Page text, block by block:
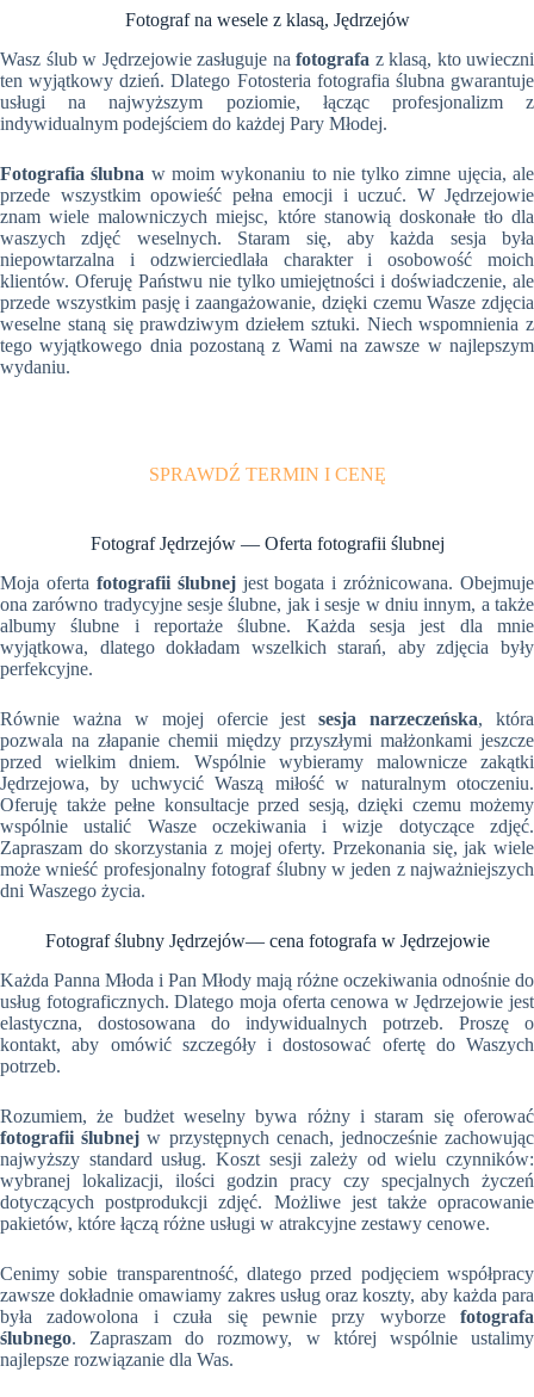
Fotograf na wesele z klasą, Jędrzejów
Wasz ślub w Jędrzejowie zasługuje na fotografa z klasą, kto uwieczni
ten wyjątkowy dzień. Dlatego Fotosteria fotografia ślubna gwarantuje
usługi na najwyższym poziomie, łącząc profesjonalizm z
indywidualnym podejściem do każdej Pary Młodej.
Fotografia ślubna w moim wykonaniu to nie tylko zimne ujęcia, ale
przede wszystkim opowieść pełna emocji i uczuć. W Jędrzejowie
znam wiele malowniczych miejsc, które stanowią doskonałe tło dla
waszych zdjęć weselnych. Staram się, aby każda sesja była
niepowtarzalna i odzwierciedlała charakter i osobowość moich
klientów. Oferuję Państwu nie tylko umiejętności i doświadczenie, ale
przede wszystkim pasję i zaangażowanie, dzięki czemu Wasze zdjęcia
weselne staną się prawdziwym dziełem sztuki. Niech wspomnienia z
tego wyjątkowego dnia pozostaną z Wami na zawsze w najlepszym
wydaniu.
SPRAWDŹ TERMIN I CENĘ
Fotograf Jędrzejów — Oferta fotografii ślubnej
Moja oferta fotografii ślubnej jest bogata i zróżnicowana. Obejmuje
ona zarówno tradycyjne sesje ślubne, jak i sesje w dniu innym, a także
albumy ślubne i reportaże ślubne. Każda sesja jest dla mnie
wyjątkowa, dlatego dokładam wszelkich starań, aby zdjęcia były
perfekcyjne.
Równie ważna w mojej ofercie jestsesja narzeczeńska, która
pozwala na złapanie chemii między przyszłymi małżonkami jeszcze
przed wielkim dniem. Wspólnie wybieramy malownicze zakątki
Jędrzejowa, by uchwycić Waszą miłość w naturalnym otoczeniu.
Oferuję także pełne konsultacje przed sesją, dzięki czemu możemy
wspólnie ustalić Wasze oczekiwania i wizje dotyczące zdjęć.
Zapraszam do skorzystania z mojej oferty. Przekonania się, jak wiele
może wnieść profesjonalny fotograf ślubny w jeden z najważniejszych
dni Waszego życia.
Fotograf ślubny Jędrzejów— cena fotografa w Jędrzejowie
Każda Panna Młoda i Pan Młody mają różne oczekiwania odnośnie do
usług fotograficznych. Dlatego moja oferta cenowa w Jędrzejowie jest
elastyczna, dostosowana do indywidualnych potrzeb. Proszę o
kontakt, aby omówić szczegóły i dostosować ofertę do Waszych
potrzeb.
Rozumiem, że budżet weselny bywa różny i staram się oferować
fotografii ślubnej w przystępnych cenach, jednocześnie zachowując
najwyższy standard usług. Koszt sesji zależy od wielu czynników:
wybranej lokalizacji, ilości godzin pracy czy specjalnych życzeń
dotyczących postprodukcji zdjęć. Możliwe jest także opracowanie
pakietów, które łączą różne usługi w atrakcyjne zestawy cenowe.
Cenimy sobie transparentność, dlatego przed podjęciem współpracy
zawsze dokładnie omawiamy zakres usług oraz koszty, aby każda para
była zadowolona i czuła się pewnie przy wyborze fotografa
ślubnego. Zapraszam do rozmowy, w której wspólnie ustalimy
najlepsze rozwiązanie dla Was.